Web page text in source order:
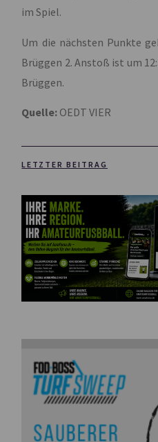
im Spiel.
Um die nächsten Punkte
Brüggen 2. Anstoß ist um
Brüggen.
Quelle: OEDT VIER
LETZTER BEITRAG